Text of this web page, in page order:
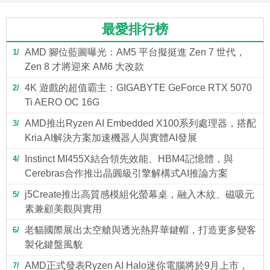
最愛排行榜
1
AMD 腳位藍圖曝光：AM5 平台擬挺進 Zen 7 世代，
Zen 8 才將迎來 AM6 大改款
2
4K 遊戲的超值霸主：GIGABYTE GeForce RTX 5070
Ti AERO OC 16G
3
AMD推出Ryzen AI Embedded X100系列處理器，搭配
Kria AI解決方案加速機器人與實體AI發展
4
Instinct MI455X結合領先效能、HBM4記憶體，與
Cerebras合作推出晶圓級引擎解構式AI推論方案
5
j5Create推出高質感模組化螢幕桌，融入木紋、磁吸元
素兼顧美觀與實用
6
老貓國際展出太空艙與透光熱昇華鍵帽，打造更多變客
製化鍵盤風貌
7 AMD正式發表Ryzen AI Halo迷你電腦將於9月上市，